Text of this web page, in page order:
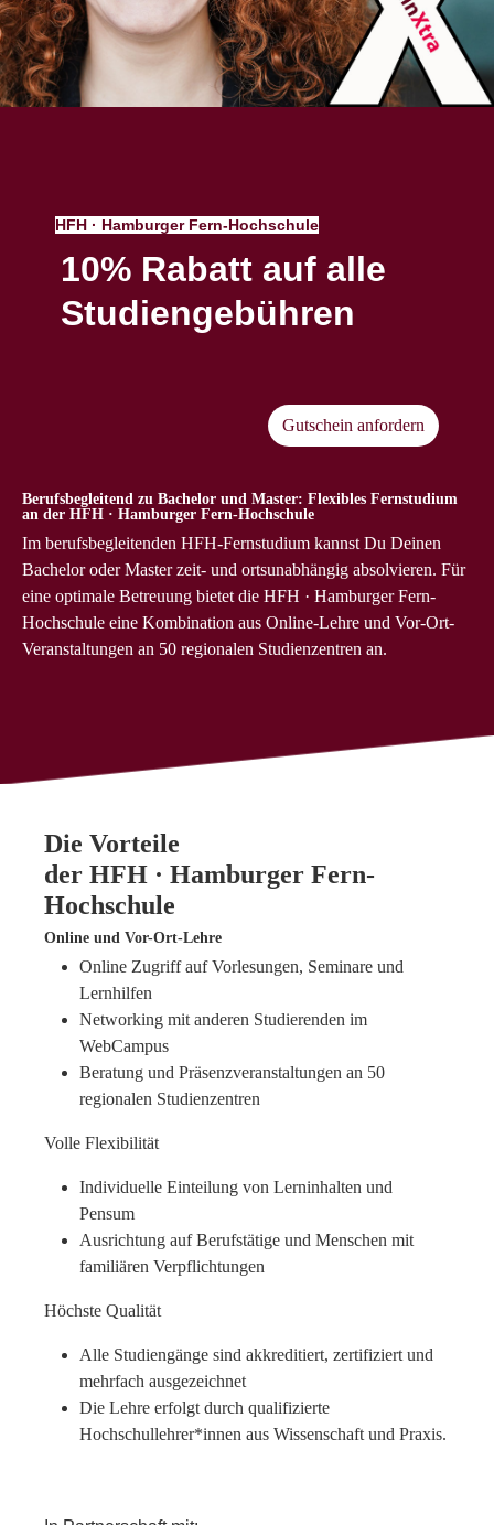
HFH · Hamburger Fern-Hochschule
10% Rabatt auf alle
Studiengebühren
Gutschein anfordern
Berufsbegleitend zu Bachelor und Master: Flexibles Fernstudium
an der HFH · Hamburger Fern-Hochschule
Im berufsbegleitenden HFH-Fernstudium kannst Du Deinen
Bachelor oder Master zeit- und ortsunabhängig absolvieren. Für
eine optimale Betreuung bietet die HFH · Hamburger Fern-
Hochschule eine Kombination aus Online-Lehre und Vor-Ort-
Veranstaltungen an 50 regionalen Studienzentren an.
Die Vorteile
der HFH · Hamburger Fern-
Hochschule
Online und Vor-Ort-Lehre
Online Zugriff auf Vorlesungen, Seminare und
Lernhilfen
Networking mit anderen Studierenden im
WebCampus
Beratung und Präsenzveranstaltungen an 50
regionalen Studienzentren
Volle Flexibilität
Individuelle Einteilung von Lerninhalten und
Pensum
Ausrichtung auf Berufstätige und Menschen mit
familiären Verpflichtungen
Höchste Qualität
Alle Studiengänge sind akkreditiert, zertifiziert und
mehrfach ausgezeichnet
Die Lehre erfolgt durch qualifizierte
Hochschullehrer*innen aus Wissenschaft und Praxis.